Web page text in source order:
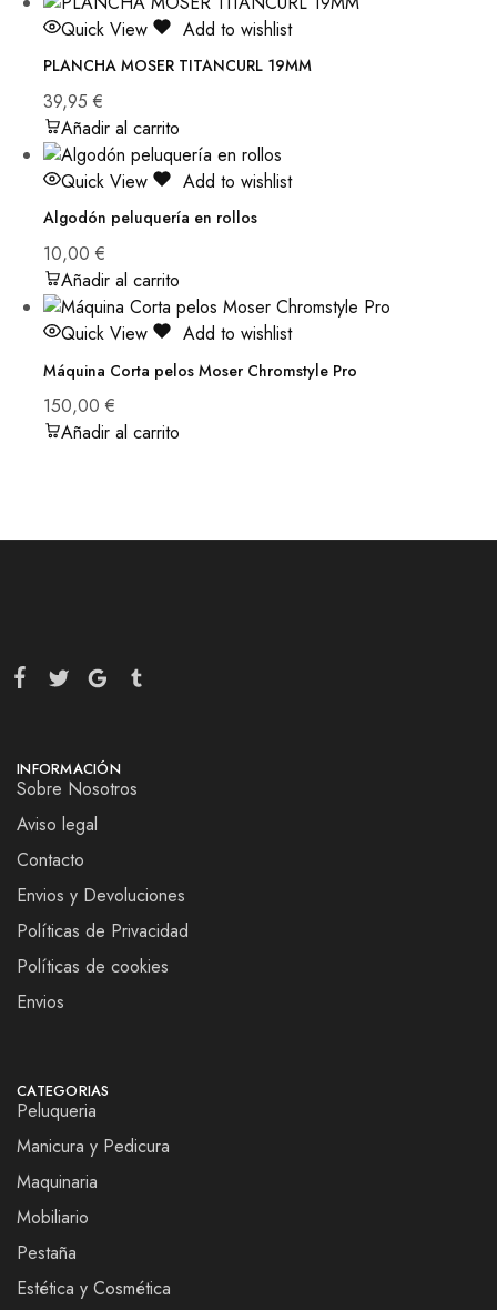
Quick View Add to wishlist
PLANCHA MOSER TITANCURL 19MM
39,95 €
Añadir al carrito
Quick View Add to wishlist
Algodón peluquería en rollos
10,00 €
Añadir al carrito
Quick View Add to wishlist
Máquina Corta pelos Moser Chromstyle Pro
150,00 €
Añadir al carrito
INFORMACIÓN
Sobre Nosotros
Aviso legal
Contacto
Envios y Devoluciones
Políticas de Privacidad
Políticas de cookies
Envios
CATEGORIAS
Peluqueria
Manicura y Pedicura
Maquinaria
Mobiliario
Pestaña
Estética y Cosmética